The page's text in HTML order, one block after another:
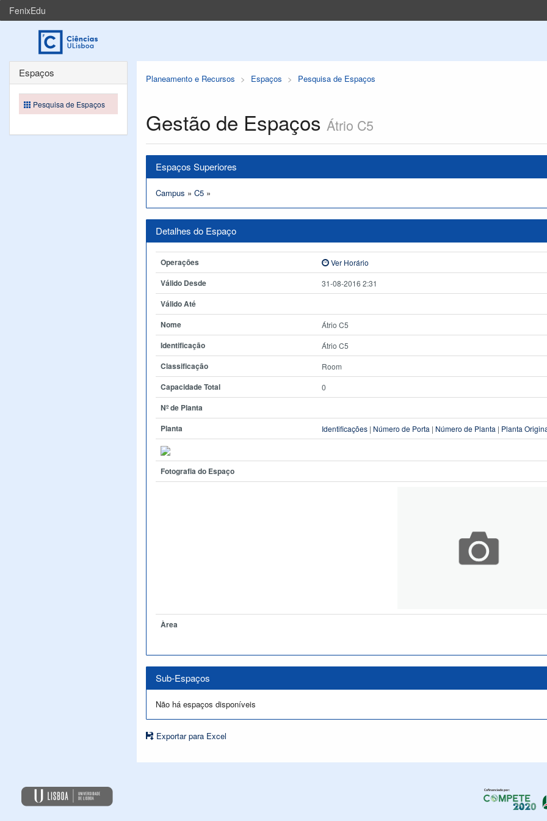
FenixEdu
Planeamento e Recursos Espaços Pesquisa de Espaços
Gestão de Espaços Átrio C5
Espaços Superiores
Campus » C5 »
Detalhes do Espaço
Operações Ver Horário
Válido Desde 31-08-2016 2:31
Válido Até
Nome
Átrio C5
Identificação Átrio C5
Classificação Room
Capacidade Total 0
Nº de Planta
Planta
Identificações | Número de Porta | Número de Planta | Planta
Fotografia do Espaço
Àrea
Sub-Espaços
Não há espaços disponíveis
Exportar para Excel
Espaços
Pesquisa de Espaços